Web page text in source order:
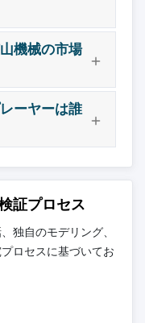
機械の市場
ーヤーは誰
証プロセス
独自のモデリング、
ロセスに基づいてお